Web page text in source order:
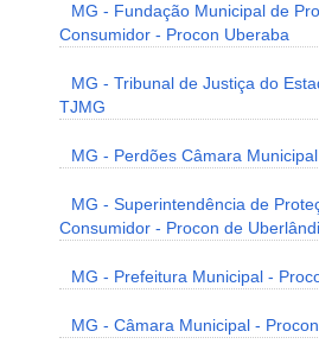
MG - Fundação Municipal de
Consumidor - Procon Uberaba
MG - Tribunal de Justiça do
TJMG
MG - Perdões Câmara
MG - Superintendência de
Consumidor - Procon de
MG - Prefeitura Municipal -
MG - Câmara Municipal -